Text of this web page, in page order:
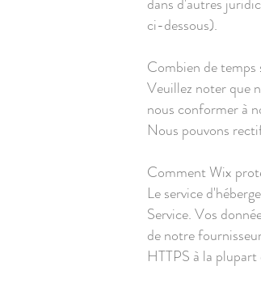
ci-dessous).
Combien de temps
Veuillez noter que
nous conformer à
Nous pouvons
Comment Wix
Le service
Service. Vos
de notre
HTTPS à la plupart